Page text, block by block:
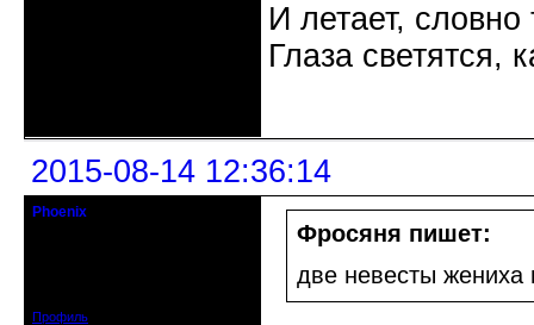
И летает, словно
Глаза светятся,
2015-08-14 12:36:14
Phoenix
Профиль
Фросяня пишет:
две невесты жениха